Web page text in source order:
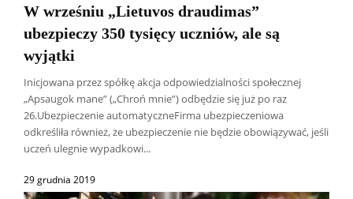
W wrześniu „Lietuvos draudimas”
ubezpieczy 350 tysięcy uczniów, ale są
wyjątki
Inicjowana przez spółkę akcja odpowiedzialności społecznej
„Apsaugok mane” („Chroń mnie”) odbędzie się już po raz
26.Ubezpieczenie automatyczneFirma ubezpieczeniowa
odkreśliła również, że ubezpieczenie nie będzie obowiązywać, jeśli
uczeń ulegnie wypadkowi...
29 grudnia 2019